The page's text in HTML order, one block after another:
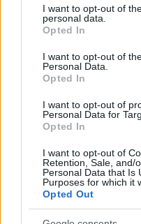
not limited to your visit or
grant or deny consent to
use your data for below
consent section.
I want to opt-out of
personal data.
Opted In
I want to opt-out of
Personal Data.
Opted In
I want to opt-out of
Personal Data for
Opted In
I want to opt-out of
Retention, Sale, and/
Personal Data that Is
Purposes for which it
Opted Out
Σπάνια
με τον 11χρονο
Media
Νίκος Ψαρράς: Η
γιου του και οι
«Δεν την αγαπάει
Media
Έλενα
λόγο που έκανε
σύζυγό της, Νίκο